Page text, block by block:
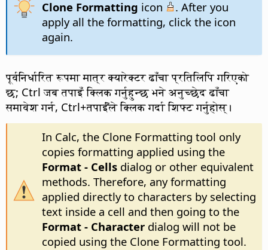
Clone Formatting icon
. After you
apply all the formatting, click the icon
again.
पूर्वनिर्धारित रूपमा मात्र क्यारेक्टर ढाँचा प्रतिलिपि गरिएको
छ; Ctrl जब तपाइँ क्लिक गर्नुहुन्छ भने अनुच्छेद ढाँचा
समावेश गर्न, Ctrl+तपाईँले क्लिक गर्दा शिफ्ट गर्नुहोस्।
In Calc, the Clone Formatting tool only
copies formatting applied using the
Format - Cellsdialog or other equivalent
methods. Therefore, any formatting
applied directly to characters by selecting
text inside a cell and then going to the
Format - Characterdialog will not be
copied using the Clone Formatting tool.